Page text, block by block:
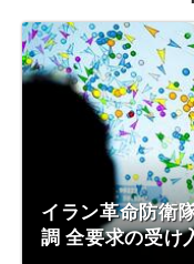
イラン革命防衛
調 全要求の受け